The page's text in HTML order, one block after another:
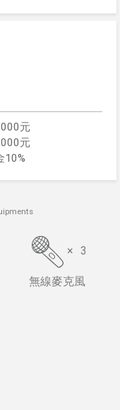
元
元
10%
× 3
無線麥克風